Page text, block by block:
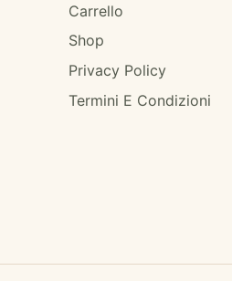
Carrello
Shop
Privacy Policy
Termini E Condizioni